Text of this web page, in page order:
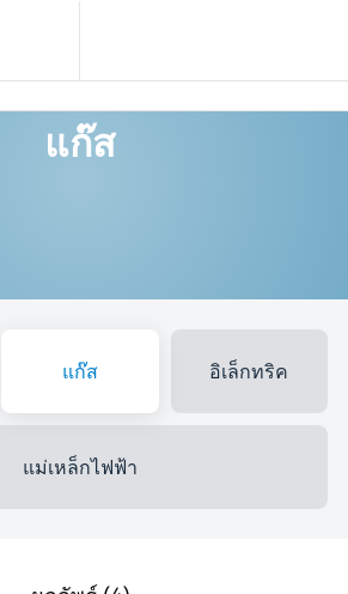
แก๊ส
แก๊ส อิเล็กทริค
แม่เหล็กไฟฟ้า